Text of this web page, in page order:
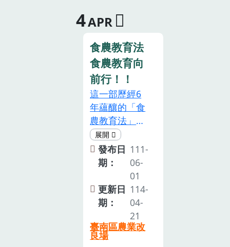
4APR
食農教育法
食農教育向
前行！！
這一部歷經6
年蘊釀的「食
農教育法」內
容是什麼呢？
簡單來說，將
以「支持認同
在地農業、培
養均衡飲食觀
念、珍惜食物
減少浪費、傳
承與創新飲食
文化、深化飲
發布日
期：
111-
06-
01
更新日
期：
114-
04-
21
臺南區農業改
良場